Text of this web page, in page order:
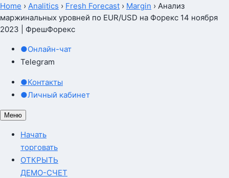
Home › Analitics › Fresh Forecast › Margin › Анализ
маржинальных уровней по EUR/USD на Форекс 14 ноября
2023 | ФрешФорекс
●Онлайн-чат
Telegram
●Контакты
●Личный кабинет
Меню
Начать
торговать
ОТКРЫТЬ
ДЕМО-СЧЕТ